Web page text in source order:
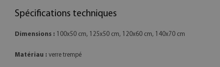
Spécifications techniques
Dimensions : 100x50 cm, 125x50 cm, 120x60 cm, 140x70 cm
Matériau : verre trempé